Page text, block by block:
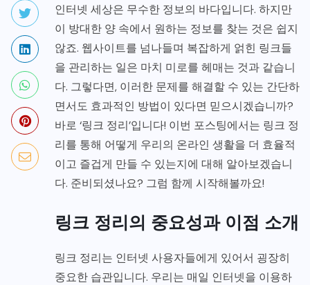
인터넷 세상은 무수한 정보의 바다입니다. 하지만
이 방대한 양 속에서 원하는 정보를 찾는 것은 쉽지
않죠. 웹사이트를 넘나들며 복잡하게 얽힌 링크들
을 관리하는 일은 마치 미로를 헤매는 것과 같습니
다. 그렇다면, 이러한 문제를 해결할 수 있는 간단하
면서도 효과적인 방법이 있다면 믿으시겠습니까?
바로 ‘링크 정리’입니다! 이번 포스팅에서는 링크 정
리를 통해 어떻게 우리의 온라인 생활을 더 효율적
이고 즐겁게 만들 수 있는지에 대해 알아보겠습니
다. 준비되셨나요? 그럼 함께 시작해볼까요!
링크 정리의 중요성과 이점 소개
링크 정리는 인터넷 사용자들에게 있어서 굉장히
중요한 습관입니다. 우리는 매일 인터넷을 이용하